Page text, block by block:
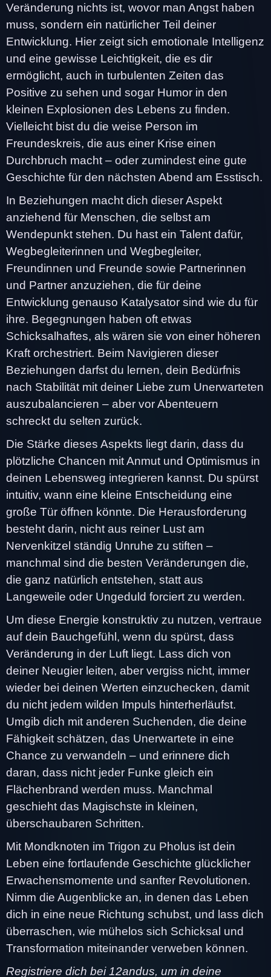
Veränderung nichts ist, wovor man Angst haben
muss, sondern ein natürlicher Teil deiner
Entwicklung. Hier zeigt sich emotionale Intelligenz
und eine gewisse Leichtigkeit, die es dir
ermöglicht, auch in turbulenten Zeiten das
Positive zu sehen und sogar Humor in den
kleinen Explosionen des Lebens zu finden.
Vielleicht bist du die weise Person im
Freundeskreis, die aus einer Krise einen
Durchbruch macht – oder zumindest eine gute
Geschichte für den nächsten Abend am Esstisch.
In Beziehungen macht dich dieser Aspekt
anziehend für Menschen, die selbst am
Wendepunkt stehen. Du hast ein Talent dafür,
Wegbegleiterinnen und Wegbegleiter,
Freundinnen und Freunde sowie Partnerinnen
und Partner anzuziehen, die für deine
Entwicklung genauso Katalysator sind wie du für
ihre. Begegnungen haben oft etwas
Schicksalhaftes, als wären sie von einer höheren
Kraft orchestriert. Beim Navigieren dieser
Beziehungen darfst du lernen, dein Bedürfnis
nach Stabilität mit deiner Liebe zum Unerwarteten
auszubalancieren – aber vor Abenteuern
schreckt du selten zurück.
Die Stärke dieses Aspekts liegt darin, dass du
plötzliche Chancen mit Anmut und Optimismus in
deinen Lebensweg integrieren kannst. Du spürst
intuitiv, wann eine kleine Entscheidung eine
große Tür öffnen könnte. Die Herausforderung
besteht darin, nicht aus reiner Lust am
Nervenkitzel ständig Unruhe zu stiften –
manchmal sind die besten Veränderungen die,
die ganz natürlich entstehen, statt aus
Langeweile oder Ungeduld forciert zu werden.
Um diese Energie konstruktiv zu nutzen, vertraue
auf dein Bauchgefühl, wenn du spürst, dass
Veränderung in der Luft liegt. Lass dich von
deiner Neugier leiten, aber vergiss nicht, immer
wieder bei deinen Werten einzuchecken, damit
du nicht jedem wilden Impuls hinterherläufst.
Umgib dich mit anderen Suchenden, die deine
Fähigkeit schätzen, das Unerwartete in eine
Chance zu verwandeln – und erinnere dich
daran, dass nicht jeder Funke gleich ein
Flächenbrand werden muss. Manchmal
geschieht das Magischste in kleinen,
überschaubaren Schritten.
Mit Mondknoten im Trigon zu Pholus ist dein
Leben eine fortlaufende Geschichte glücklicher
Erwachensmomente und sanfter Revolutionen.
Nimm die Augenblicke an, in denen das Leben
dich in eine neue Richtung schubst, und lass dich
überraschen, wie mühelos sich Schicksal und
Transformation miteinander verweben können.
Registriere dich bei 12andus, um in deine